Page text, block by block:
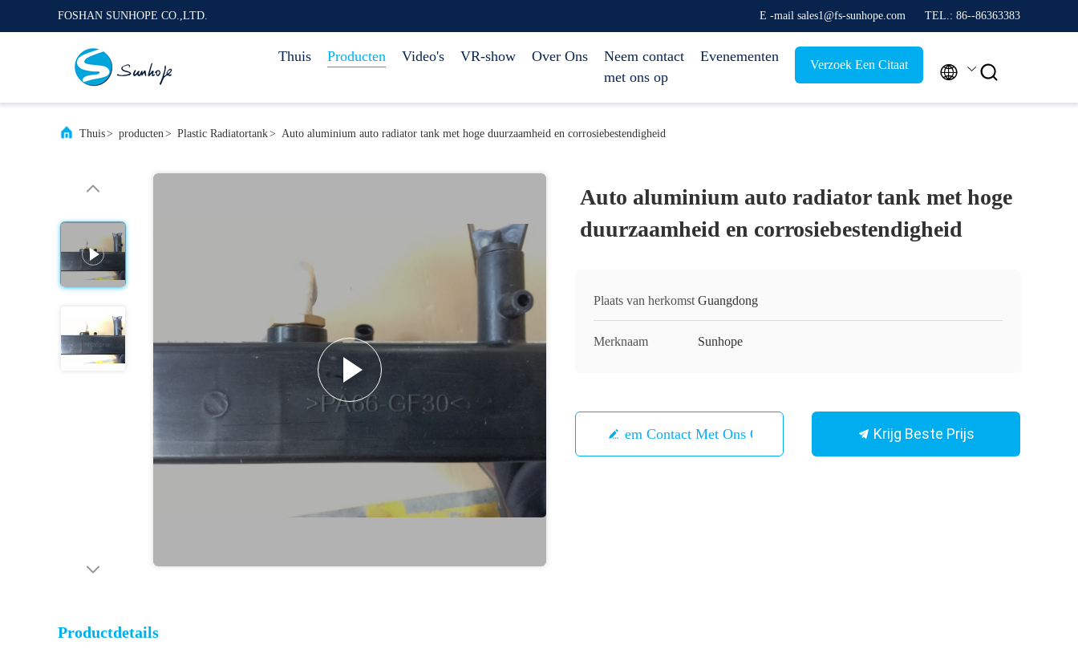
FOSHAN SUNHOPE CO.,LTD. E -mail sales1@fs-sunhope.com TEL.: 86--86363383
Thuis Producten Video's VR-show Over Ons
Neem contact
met ons op
Evenementen
Verzoek Een Citaat  
Thuis> producten> Plastic Radiatortank> Auto aluminium auto radiator tank met hoge duurzaamheid en corrosiebestendigheid
Auto aluminium auto radiator tank met hoge
duurzaamheid en corrosiebestendigheid
Plaats van herkomst Guangdong
Merknaam Sunhope
Neem Contact Met Ons Op Krijg Beste Prijs
Productdetails